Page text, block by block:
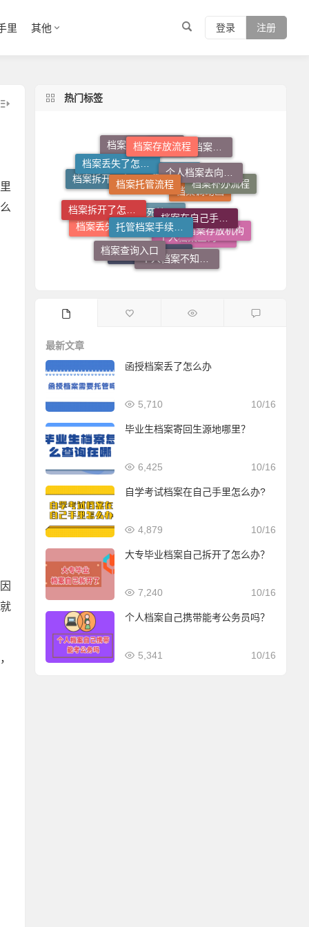
登录 注册
里 其他
热门标签
个人档案死档激活
档案查询系统官网
档案调动函
个人档案查询系统
档案调动需要什么手续
档案丢失了怎么补
档案拆开了去哪里封
档案在自己手里怎么放到人才市场 人才中心档案接收流程
档案补办流程
档案存放机构
个人档案不知道在哪儿怎么查
档案查询入口
档案拆开了怎么补救
档案丢失了怎么办
档案存放流程
个人档案去向查询
档案在自己手里怎么办
托管档案手续如何办理
档案托管流程
最新文章
函授档案丢了怎么办
10/16
5,710
毕业生档案寄回生源地哪里？
10/16
6,425
自学考试档案在自己手里怎么办?
10/16
4,879
大专毕业档案自己拆开了怎么办？
10/16
7,240
个人档案自己携带能考公务员吗？
10/16
5,341